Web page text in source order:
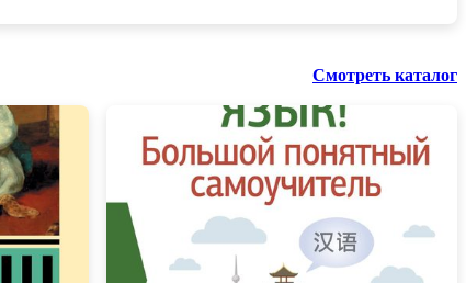
Смотреть каталог